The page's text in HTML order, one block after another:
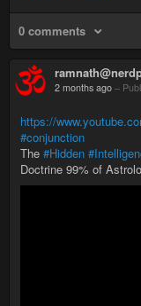
0 comments
2 months ago –
https://
#conjunction
The #Hidden
Doctrine 99% of